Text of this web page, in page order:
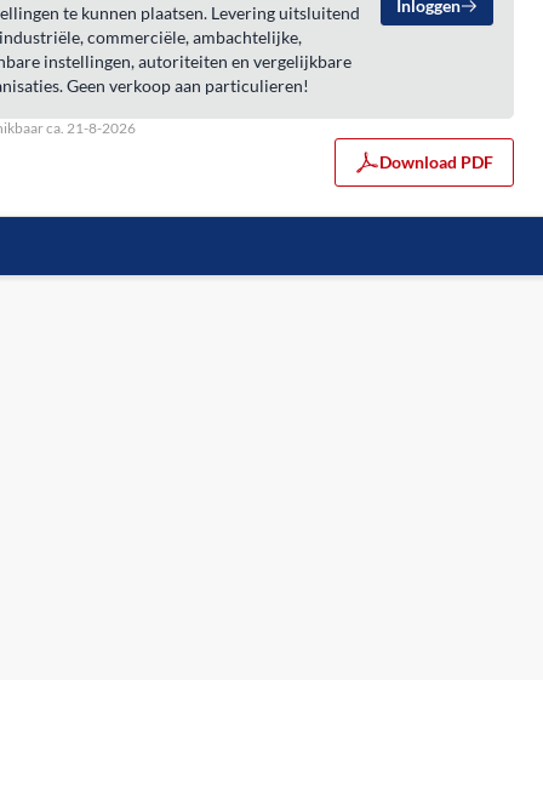
te kunnen plaatsen. Levering uitsluitend
commerciële, ambachtelijke,
instellingen, autoriteiten en vergelijkbare
Geen verkoop aan particulieren!
Inloggen
ca. 21-8-2026
Download PDF